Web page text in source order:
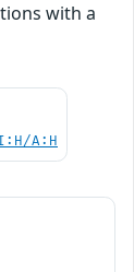
with a
A:H